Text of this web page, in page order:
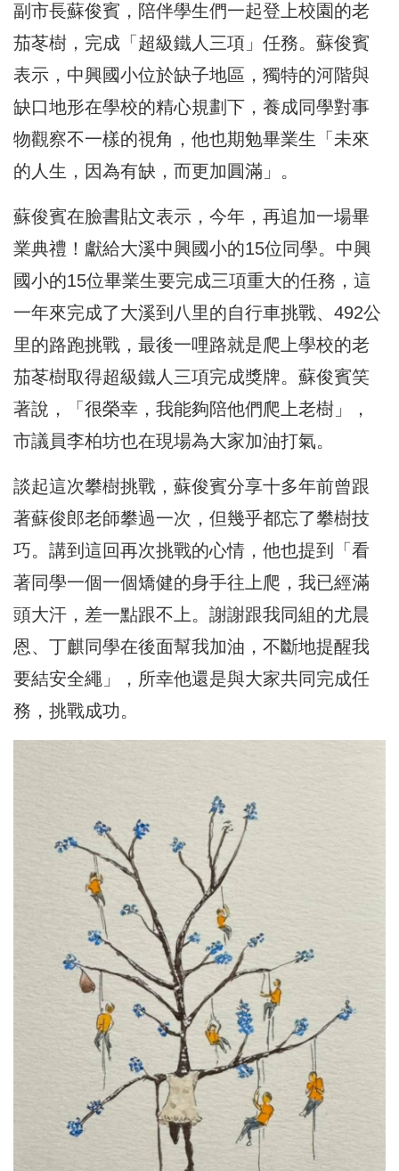
副市長蘇俊賓，陪伴學生們一起登上校園的老
茄苳樹，完成「超級鐵人三項」任務。蘇俊賓
表示，中興國小位於缺子地區，獨特的河階與
缺口地形在學校的精心規劃下，養成同學對事
物觀察不一樣的視角，他也期勉畢業生「未來
的人生，因為有缺，而更加圓滿」。
蘇俊賓在臉書貼文表示，今年，再追加一場畢
業典禮！獻給大溪中興國小的15位同學。中興
國小的15位畢業生要完成三項重大的任務，這
一年來完成了大溪到八里的自行車挑戰、492公
里的路跑挑戰，最後一哩路就是爬上學校的老
茄苳樹取得超級鐵人三項完成獎牌。蘇俊賓笑
著說，「很榮幸，我能夠陪他們爬上老樹」，
市議員李柏坊也在現場為大家加油打氣。
談起這次攀樹挑戰，蘇俊賓分享十多年前曾跟
著蘇俊郎老師攀過一次，但幾乎都忘了攀樹技
巧。講到這回再次挑戰的心情，他也提到「看
著同學一個一個矯健的身手往上爬，我已經滿
頭大汗，差一點跟不上。謝謝跟我同組的尤晨
恩、丁麒同學在後面幫我加油，不斷地提醒我
要結安全繩」，所幸他還是與大家共同完成任
務，挑戰成功。